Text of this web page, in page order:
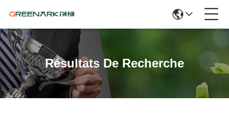
Résultats De Recherche